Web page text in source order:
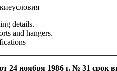
details.
and hangers.
24 ноября 1986 г. № 31 срок